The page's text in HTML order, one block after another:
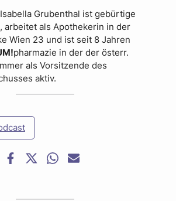
Grubenthal ist gebürtige
arbeitet als Apothekerin in der
Wien 23 und ist seit 8 Jahren
pharmazie in der der österr.
als Vorsitzende des
aktiv.
T
w
W